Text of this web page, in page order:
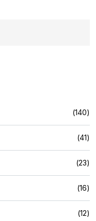
(140)
(41)
(23)
(16)
(12)